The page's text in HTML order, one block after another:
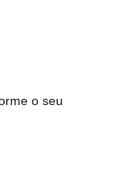
o seu